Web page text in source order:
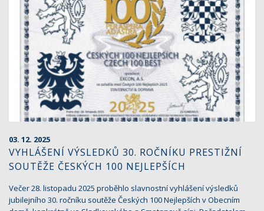
03. 12. 2025
VYHLÁŠENÍ VÝSLEDKŮ 30. ROČNÍKU PRESTIŽNÍ
SOUTĚŽE ČESKÝCH 100 NEJLEPŠÍCH
Večer 28. listopadu 2025 proběhlo slavnostní vyhlášení výsledků
jubilejního 30. ročníku soutěže Českých 100 Nejlepších v Obecním